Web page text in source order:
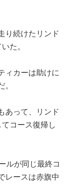
り続けたリンド
た。
ィカーは助けに
。
あって、リンド
コース復帰し
ルが同じ最終コ
レースは赤旗中